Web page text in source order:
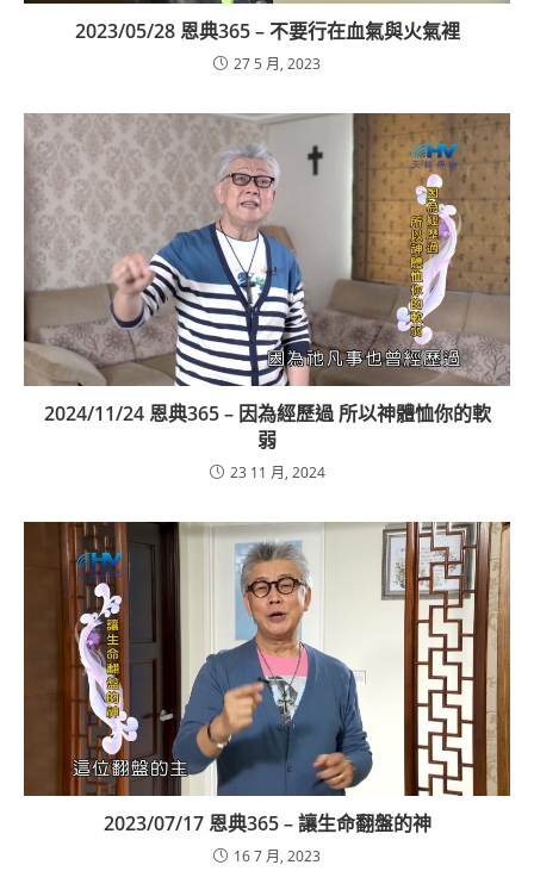
2023/05/28 恩典365 – 不要行在血氣與火氣裡
27 5 月, 2023
2024/11/24 恩典365 – 因為經歷過 所以神體恤你的軟
弱
23 11 月, 2024
2023/07/17 恩典365 – 讓生命翻盤的神
16 7 月, 2023